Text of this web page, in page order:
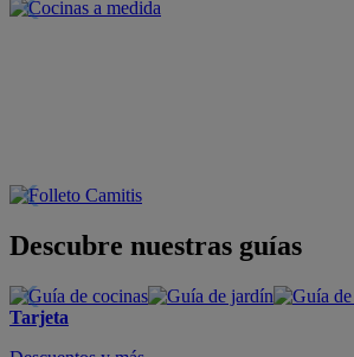
Descubre nuestras guías
Tarjeta